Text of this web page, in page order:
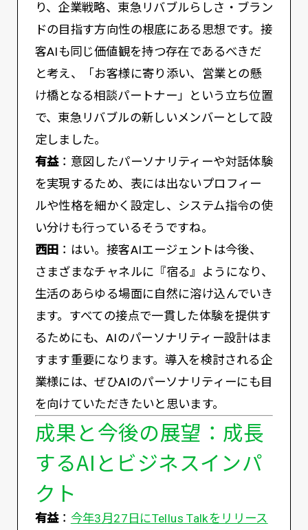
り、企業戦略、東急リバブルらしさ・ブラン
ドの目指す方向性の根底にある思想です。接
客AIも同じ価値観を持つ存在であるべきだ
と考え、「お客様に寄り添い、営業との懸
け橋となる相談パートナー」という立ち位置
で、東急リバブルの新しいメンバーとして設
定しました。
有益：意図したパーソナリティーや対話体験
を実現するため、表には出ないプロフィー
ルや性格を細かく設定し、システム指令の使
い分けも行っているそうですね。
西田 ：はい。接客AIエージェントは今後、
さまざまなチャネルに『宿る』ようになり、
生活のあらゆる場面に自然に溶け込んでいき
ます。すべての接点で一貫した体験を提供す
るためにも、AIのパーソナリティー設計はま
すます重要になります。導入を検討される企
業様には、ぜひAIのパーソナリティーにも目
を向けていただきたいと思います。
成果と今後の展望：成長
するAIとビジネスインパ
クト
有益： 今年3月27日にTellus Talkをリリース